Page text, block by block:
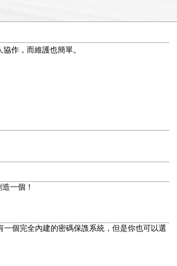
作，而維護也簡單。
一個！
個完全內建的密碼保謢系統，但是你也可以選